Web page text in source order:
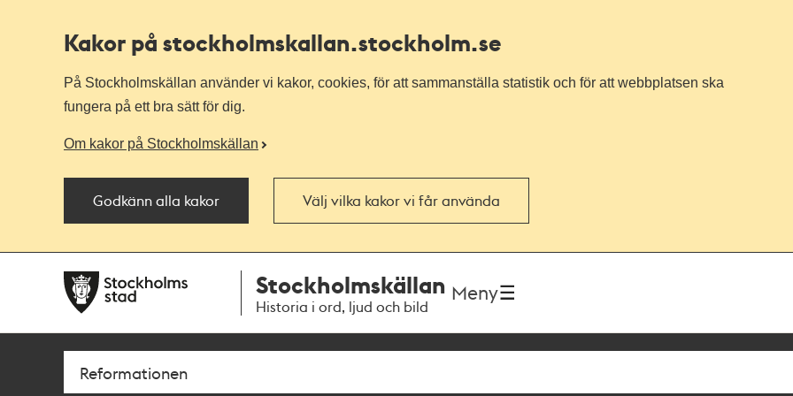
Kakor på stockholmskallan.stockholm.se
På Stockholmskällan använder vi kakor, cookies, för att sammanställa statistik och för att webbplatsen ska
fungera på ett bra sätt för dig.
Om kakor på Stockholmskällan
Godkänn alla kakor Välj vilka kakor vi får använda
navigationen
huvudinnehållet
Stockholmskällan
Historia i ord, ljud och bild
Meny
Sök